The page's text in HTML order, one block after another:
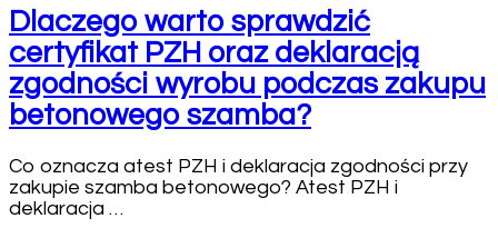
Dlaczego warto sprawdzić
certyfikat PZH oraz deklaracją
zgodności wyrobu podczas zakupu
betonowego szamba?
Co oznacza atest PZH i deklaracja zgodności przy
zakupie szamba betonowego? Atest PZH i
deklaracja …